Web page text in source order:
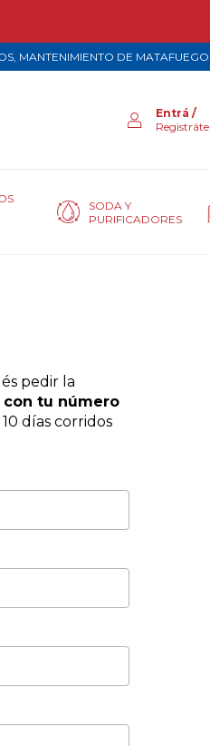
MANTENIMIENTO DE MATAFUEGOS
Entrá /
Registráte
SODA Y
PURIFICADORES
pedir la
con tu número
días corridos